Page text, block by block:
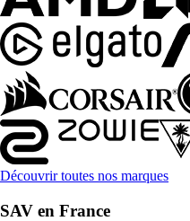
Découvrir toutes nos marques
SAV en France